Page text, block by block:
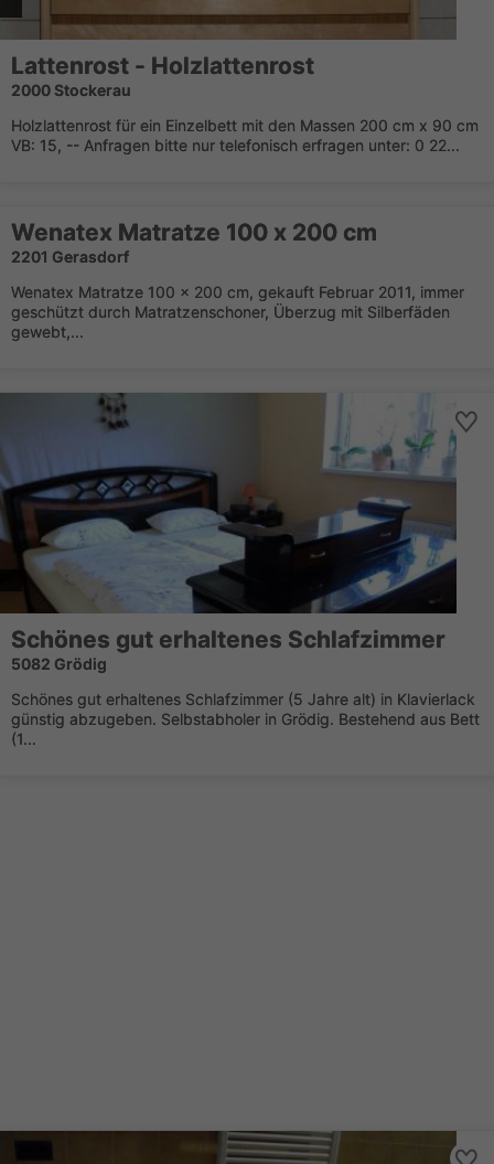
Lattenrost - Holzlattenrost
2000 Stockerau
Holzlattenrost für ein Einzelbett mit den Massen 200 cm x 90 cm
VB: 15, -- Anfragen bitte nur telefonisch erfragen unter: 0 22...
Wenatex Matratze 100 x 200 cm
2201 Gerasdorf
Wenatex Matratze 100 x 200 cm, gekauft Februar 2011, immer
geschützt durch Matratzenschoner, Überzug mit Silberfäden
gewebt,...
Schönes gut erhaltenes Schlafzimmer
5082 Grödig
Schönes gut erhaltenes Schlafzimmer (5 Jahre alt) in Klavierlack
günstig abzugeben. Selbstabholer in Grödig. Bestehend aus Bett
(1...